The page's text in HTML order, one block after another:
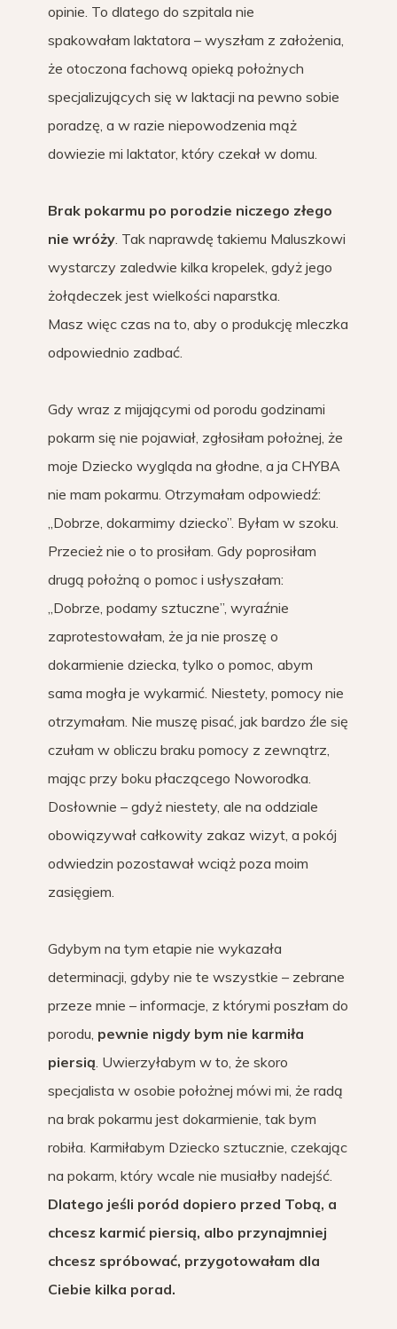
opinie. To dlatego do szpitala nie
spakowałam laktatora – wyszłam z założenia,
że otoczona fachową opieką położnych
specjalizujących się w laktacji na pewno sobie
poradzę, a w razie niepowodzenia mąż
dowiezie mi laktator, który czekał w domu.
Brak pokarmu po porodzie niczego złego
nie wróży . Tak naprawdę takiemu Maluszkowi
wystarczy zaledwie kilka kropelek, gdyż jego
żołądeczek jest wielkości naparstka.
Masz więc czas na to, aby o produkcję mleczka
odpowiednio zadbać.
Gdy wraz z mijającymi od porodu godzinami
pokarm się nie pojawiał, zgłosiłam położnej, że
moje Dziecko wygląda na głodne, a ja CHYBA
nie mam pokarmu. Otrzymałam odpowiedź:
„Dobrze, dokarmimy dziecko”. Byłam w szoku.
Przecież nie o to prosiłam. Gdy poprosiłam
drugą położną o pomoc i usłyszałam:
„Dobrze, podamy sztuczne”, wyraźnie
zaprotestowałam, że ja nie proszę o
dokarmienie dziecka, tylko o pomoc, abym
sama mogła je wykarmić. Niestety, pomocy nie
otrzymałam. Nie muszę pisać, jak bardzo źle się
czułam w obliczu braku pomocy z zewnątrz,
mając przy boku płaczącego Noworodka.
Dosłownie – gdyż niestety, ale na oddziale
obowiązywał całkowity zakaz wizyt, a pokój
odwiedzin pozostawał wciąż poza moim
zasięgiem.
Gdybym na tym etapie nie wykazała
determinacji, gdyby nie te wszystkie – zebrane
przeze mnie – informacje, z którymi poszłam do
porodu, pewnie nigdy bym nie karmiła
piersią . Uwierzyłabym w to, że skoro
specjalista w osobie położnej mówi mi, że radą
na brak pokarmu jest dokarmienie, tak bym
robiła. Karmiłabym Dziecko sztucznie, czekając
na pokarm, który wcale nie musiałby nadejść.
Dlatego jeśli poród dopiero przed Tobą, a
chcesz karmić piersią, albo przynajmniej
chcesz spróbować, przygotowałam dla
Ciebie kilka porad.